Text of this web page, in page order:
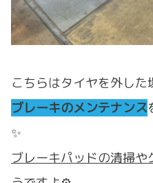
こちらはタイヤを外した
ブレーキのメンテナンス
✨
ブレーキパッドの清掃